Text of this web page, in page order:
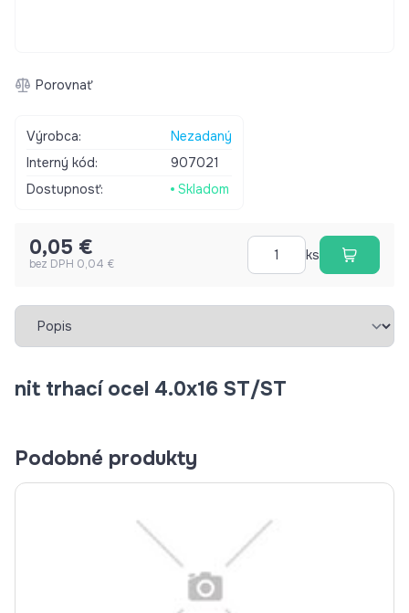
Porovnať
Výrobca:
Nezadaný
Interný kód:
907021
Dostupnosť:
Skladom
0,05 €
bez DPH 0,04 €
ks
Vybrať záložku
nit trhací ocel 4.0x16 ST/ST
Podobné produkty